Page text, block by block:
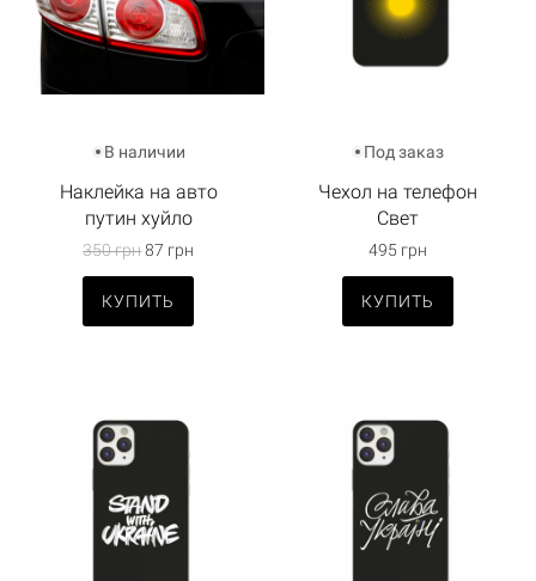
В наличии
Наклейка на авто
путин хуйло
350 грн87 грн
КУПИТЬ
Под заказ
Чехол на телефон
Свет
495 грн
КУПИТЬ